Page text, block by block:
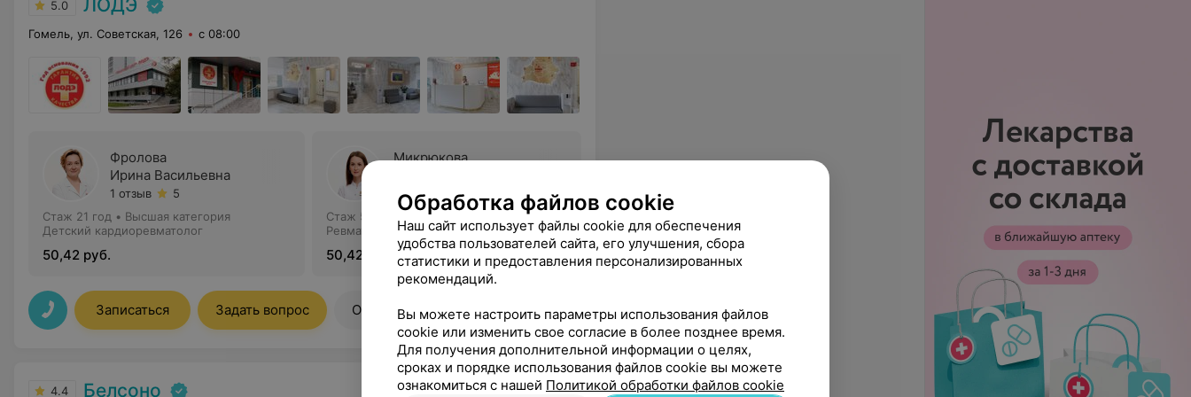
5.0 ЛОДЭ
Гомель, ул. Советская, 126 с 08:00
Фролова
Ирина Васильевна
1 отзыв
5
Стаж 21 год • Высшая категория
Детский кардиоревматолог
50,42 руб.
Микрюкова
1 отзыв
5
Стаж 5 лет
Первая категория
Ревматолог
50,42 руб.
Записаться Задать вопрос Отзывы Все цены
4.4 Белсоно
Обработка файлов cookie
Наш сайт использует файлы cookie для обеспечения
удобства пользователей сайта, его улучшения, сбора
статистики и предоставления персонализированных
рекомендаций.
Вы можете настроить параметры использования файлов
cookie или изменить свое согласие в более позднее время.
Для получения дополнительной информации о целях,
сроках и порядке использования файлов cookie вы можете
ознакомиться с нашей Политикой обработки файлов cookie